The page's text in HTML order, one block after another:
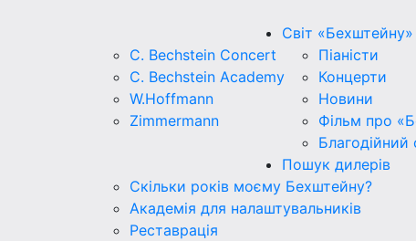
C. Bechstein Concert
C. Bechstein Academy
W.Hoffmann
Zimmermann
Скільки років моєму Бехштейну?
Академія для налаштувальників
Реставрація
Світ «Бехштейну»
Піаністи
Концерти
Новини
Фільм про
Пошук дилерів